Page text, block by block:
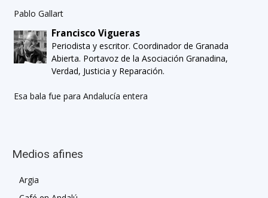
Pablo Gallart
Francisco Vigueras
Periodista y escritor. Coordinador de Granada
Abierta. Portavoz de la Asociación Granadina,
Verdad, Justicia y Reparación.
Esa bala fue para Andalucía entera
Medios afines
Argia